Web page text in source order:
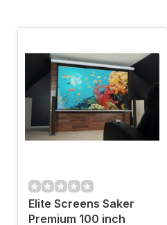
Elite Screens Saker
Premium 100 inch